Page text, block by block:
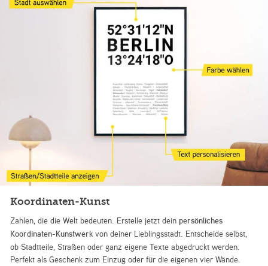
Koordinaten-Kunst
Zahlen, die die Welt bedeuten. Erstelle jetzt dein persönliches
Koordinaten-Kunstwerk von deiner Lieblingsstadt. Entscheide selbst,
ob Stadtteile, Straßen oder ganz eigene Texte abgedruckt werden.
Perfekt als Geschenk zum Einzug oder für die eigenen vier Wände.